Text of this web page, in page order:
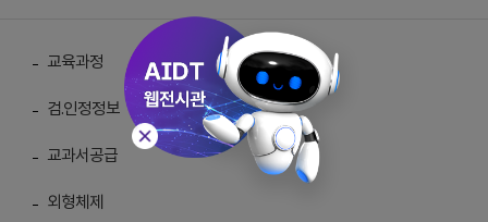
교육과정
검.인정정보
교과서공급
외형체제
검·인정자료실
총 게시물 :371